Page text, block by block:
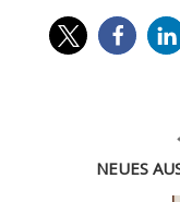
NEUES